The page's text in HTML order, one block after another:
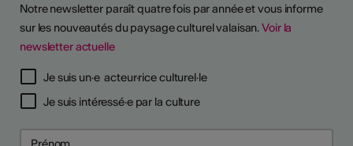
D'ARTISTES
Notre newsletter paraît quatre fois par année et vous informe
sur les nouveautés du paysage culturel valaisan.Voir la
newsletter actuelle
Je suis un·e acteur·rice culturel·le
Je suis intéressé·e par la culture